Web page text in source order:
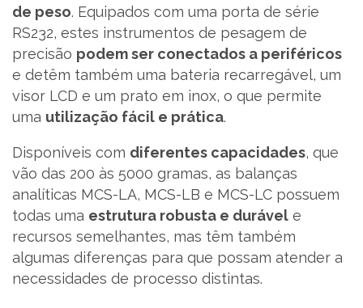
de peso. Equipados com uma porta de série
RS232, estes instrumentos de pesagem de
precisão podem ser conectados a periféricos
e detêm também uma bateria recarregável, um
visor LCD e um prato em inox, o que permite
uma utilização fácil e prática.
Disponíveis com diferentes capacidades, que
vão das 200 às 5000 gramas, as balanças
analíticas MCS-LA, MCS-LB e MCS-LC possuem
todas uma estrutura robusta e durável e
recursos semelhantes, mas têm também
algumas diferenças para que possam atender a
necessidades de processo distintas.